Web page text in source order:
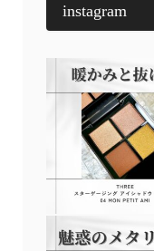
instagram